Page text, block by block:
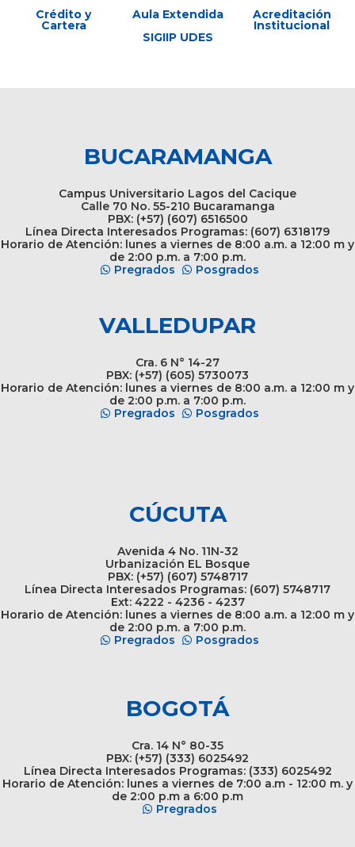
Crédito y
Cartera
Aula Extendida
SIGIIP UDES
Acreditación
Institucional
BUCARAMANGA
Campus Universitario Lagos del Cacique
Calle 70 No. 55-210 Bucaramanga
PBX: (+57) (607) 6516500
Línea Directa Interesados Programas: (607) 6318179
Horario de Atención: lunes a viernes de 8:00 a.m. a 12:00 m y
de 2:00 p.m. a 7:00 p.m.
Pregrados
Posgrados
VALLEDUPAR
Cra. 6 N° 14-27
PBX: (+57) (605) 5730073
Horario de Atención: lunes a viernes de 8:00 a.m. a 12:00 m y
de 2:00 p.m. a 7:00 p.m.
Pregrados
Posgrados
CÚCUTA
Avenida 4 No. 11N-32
Urbanización EL Bosque
PBX: (+57) (607) 5748717
Línea Directa Interesados Programas: (607) 5748717
Ext: 4222 - 4236 - 4237
Horario de Atención: lunes a viernes de 8:00 a.m. a 12:00 m y
de 2:00 p.m. a 7:00 p.m.
Pregrados
Posgrados
BOGOTÁ
Cra. 14 N° 80-35
PBX: (+57) (333) 6025492
Línea Directa Interesados Programas: (333) 6025492
Horario de Atención: lunes a viernes de 7:00 a.m - 12:00 m. y
de 2:00 p.m a 6:00 p.m
Pregrados